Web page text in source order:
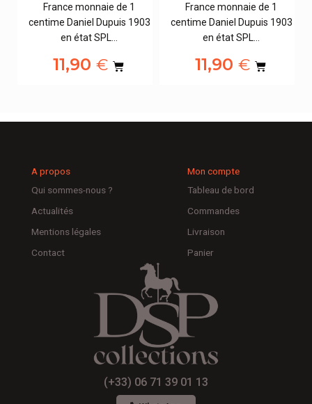
France monnaie de 1
centime Daniel Dupuis 1903
en état SPL…
11,90 €
France monnaie de 1
centime Daniel Dupuis 1903
en état SPL…
11,90 €
A propos
Qui sommes-nous ?
Actualités
Mentions légales
Contact
Mon compte
Tableau de bord
Commandes
Livraison
Panier
(+33) 06 71 39 01 13